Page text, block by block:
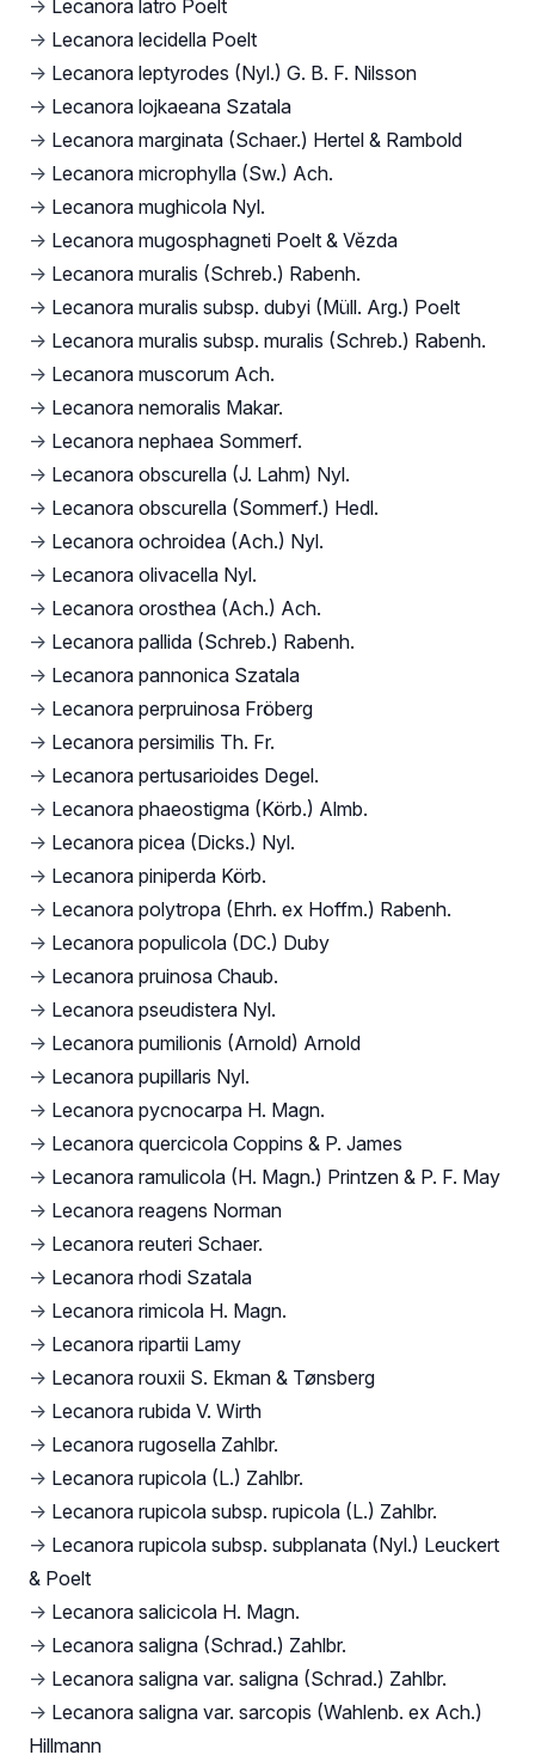
→ Lecanora latro Poelt
→ Lecanora lecidella Poelt
→ Lecanora leptyrodes (Nyl.) G. B. F. Nilsson
→ Lecanora lojkaeana Szatala
→ Lecanora marginata (Schaer.) Hertel & Rambold
→ Lecanora microphylla (Sw.) Ach.
→ Lecanora mughicola Nyl.
→ Lecanora mugosphagneti Poelt & Vězda
→ Lecanora muralis (Schreb.) Rabenh.
→ Lecanora muralis subsp. dubyi (Müll. Arg.) Poelt
→ Lecanora muralis subsp. muralis (Schreb.) Rabenh.
→ Lecanora muscorum Ach.
→ Lecanora nemoralis Makar.
→ Lecanora nephaea Sommerf.
→ Lecanora obscurella (J. Lahm) Nyl.
→ Lecanora obscurella (Sommerf.) Hedl.
→ Lecanora ochroidea (Ach.) Nyl.
→ Lecanora olivacella Nyl.
→ Lecanora orosthea (Ach.) Ach.
→ Lecanora pallida (Schreb.) Rabenh.
→ Lecanora pannonica Szatala
→ Lecanora perpruinosa Fröberg
→ Lecanora persimilis Th. Fr.
→ Lecanora pertusarioides Degel.
→ Lecanora phaeostigma (Körb.) Almb.
→ Lecanora picea (Dicks.) Nyl.
→ Lecanora piniperda Körb.
→ Lecanora polytropa (Ehrh. ex Hoffm.) Rabenh.
→ Lecanora populicola (DC.) Duby
→ Lecanora pruinosa Chaub.
→ Lecanora pseudistera Nyl.
→ Lecanora pumilionis (Arnold) Arnold
→ Lecanora pupillaris Nyl.
→ Lecanora pycnocarpa H. Magn.
→ Lecanora quercicola Coppins & P. James
→ Lecanora ramulicola (H. Magn.) Printzen & P. F. May
→ Lecanora reagens Norman
→ Lecanora reuteri Schaer.
→ Lecanora rhodi Szatala
→ Lecanora rimicola H. Magn.
→ Lecanora ripartii Lamy
→ Lecanora rouxii S. Ekman & Tønsberg
→ Lecanora rubida V. Wirth
→ Lecanora rugosella Zahlbr.
→ Lecanora rupicola (L.) Zahlbr.
→ Lecanora rupicola subsp. rupicola (L.) Zahlbr.
→ Lecanora rupicola subsp. subplanata (Nyl.) Leuckert
& Poelt
→ Lecanora salicicola H. Magn.
→ Lecanora saligna (Schrad.) Zahlbr.
→ Lecanora saligna var. saligna (Schrad.) Zahlbr.
→ Lecanora saligna var. sarcopis (Wahlenb. ex Ach.)
Hillmann